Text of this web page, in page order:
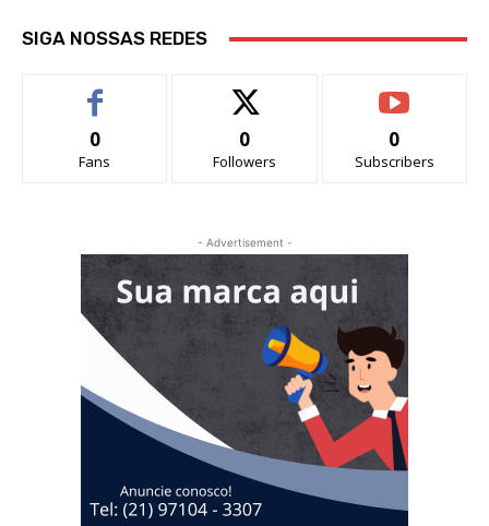
SIGA NOSSAS REDES
0
Fans
0
Followers
0
Subscribers
- Advertisement -